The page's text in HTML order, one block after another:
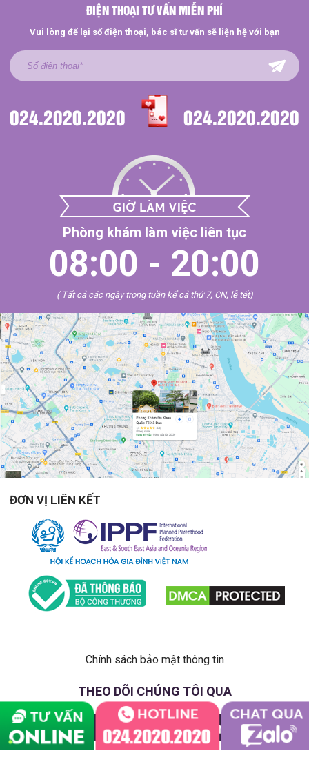
ĐIỆN THOẠI TƯ VẤN MIỄN PHÍ
Vui lòng để lại số điện thoại, bác sĩ tư vấn sẽ liện hệ với bạn
024.2020.2020 024.2020.2020
Phòng khám làm việc liên tục
08:00 - 20:00
( Tất cả các ngày trong tuần kể cả thứ 7, CN, lễ tết)
ĐƠN VỊ LIÊN KẾT
Chính sách bảo mật thông tin
THEO DÕI CHÚNG TÔI QUA